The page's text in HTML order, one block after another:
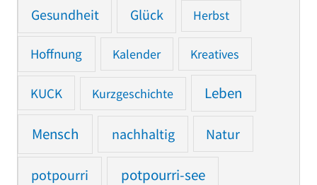
Gesundheit Glück Herbst
Hoffnung Kalender Kreatives
KUCK Kurzgeschichte Leben
Mensch nachhaltig Natur
potpourri potpourri-see